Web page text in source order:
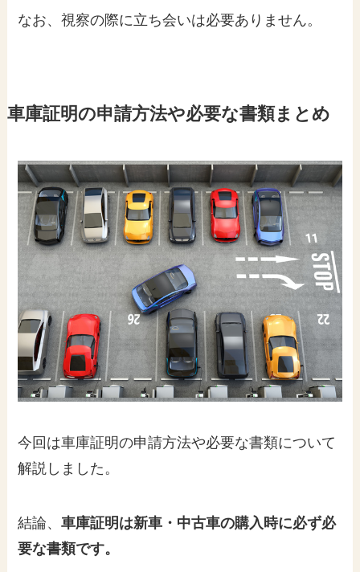
なお、視察の際に立ち会いは必要ありません。
車庫証明の申請方法や必要な書類まとめ
今回は車庫証明の申請方法や必要な書類について
解説しました。
結論、車庫証明は新車・中古車の購入時に必ず必
要な書類です。